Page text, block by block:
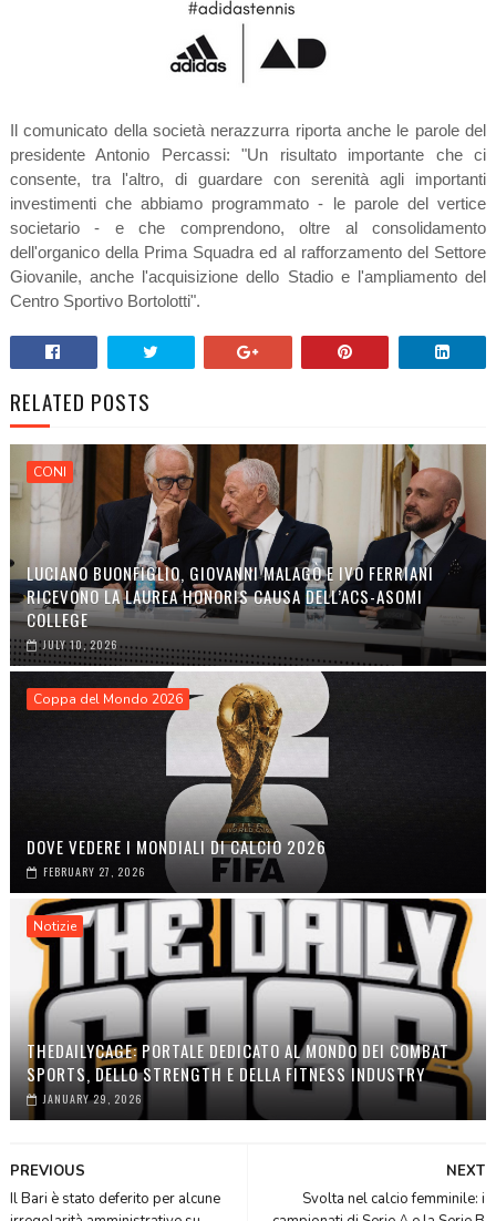
Il comunicato della società nerazzurra riporta anche le parole del
presidente Antonio Percassi: "Un risultato importante che ci
consente, tra l'altro, di guardare con serenità agli importanti
investimenti che abbiamo programmato - le parole del vertice
societario - e che comprendono, oltre al consolidamento
dell'organico della Prima Squadra ed al rafforzamento del Settore
Giovanile, anche l'acquisizione dello Stadio e l'ampliamento del
Centro Sportivo Bortolotti".
RELATED POSTS
CONI
LUCIANO BUONFIGLIO, GIOVANNI MALAGÒ E IVO FERRIANI
RICEVONO LA LAUREA HONORIS CAUSA DELL’ACS-ASOMI
COLLEGE
JULY 10, 2026
Coppa del Mondo 2026
DOVE VEDERE I MONDIALI DI CALCIO 2026
FEBRUARY 27, 2026
Notizie
THEDAILYCAGE: PORTALE DEDICATO AL MONDO DEI COMBAT
SPORTS, DELLO STRENGTH E DELLA FITNESS INDUSTRY
JANUARY 29, 2026
NEXT
Svolta nel calcio femminile: i
PREVIOUS
Il Bari è stato deferito per alcune